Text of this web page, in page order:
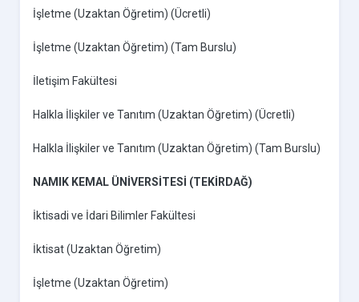
İşletme (Uzaktan Öğretim) (Ücretli)
İşletme (Uzaktan Öğretim) (Tam Burslu)
İletişim Fakültesi
Halkla İlişkiler ve Tanıtım (Uzaktan Öğretim) (Ücretli)
Halkla İlişkiler ve Tanıtım (Uzaktan Öğretim) (Tam Burslu)
NAMIK KEMAL ÜNİVERSİTESİ (TEKİRDAĞ)
İktisadi ve İdari Bilimler Fakültesi
İktisat (Uzaktan Öğretim)
İşletme (Uzaktan Öğretim)